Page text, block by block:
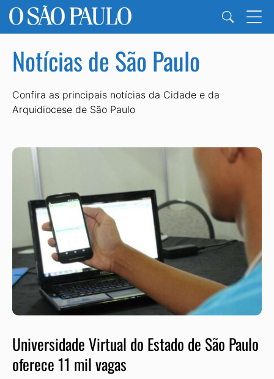
Notícias de São Paulo
Confira as principais notícias da Cidade e da
Arquidiocese de São Paulo
Universidade Virtual do Estado de São Paulo
oferece 11 mil vagas